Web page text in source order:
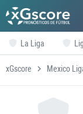
La Liga
xGscore Mexico